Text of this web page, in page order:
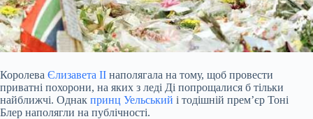
Королева Єлизавета II наполягала на тому, щоб провести
приватні похорони, на яких з леді Ді попрощалися б тільки
найближчі. Однак принц Уельський і тодішній прем’єр Тоні
Блер наполягли на публічності.